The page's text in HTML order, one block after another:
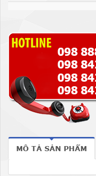
MÔ TẢ SẢN PHẨM